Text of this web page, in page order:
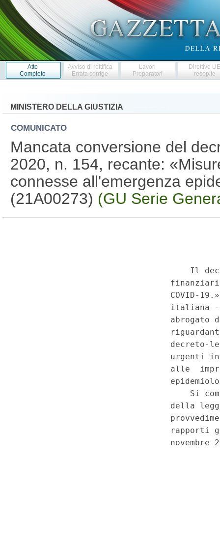
Atto
Completo
Avviso di rettifica
Errata corrige
Lavori
Preparatori
Direttive
recepite
MINISTERO DELLA GIUSTIZIA
COMUNICATO
Mancata conversione del
2020, n. 154, recante:
connesse all'emergenza
(21A00273) (GU Serie